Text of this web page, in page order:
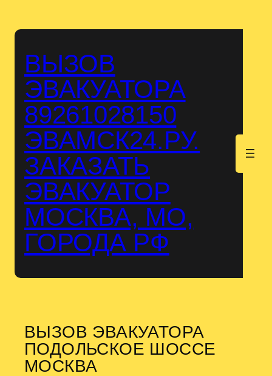
ВЫЗОВ
ЭВАКУАТОРА
89261028150
ЭВАМСК24.РУ.
ЗАКАЗАТЬ
ЭВАКУАТОР
МОСКВА, МО,
ГОРОДА РФ
ВЫЗОВ ЭВАКУАТОРА
ПОДОЛЬСКОЕ ШОССЕ
МОСКВА